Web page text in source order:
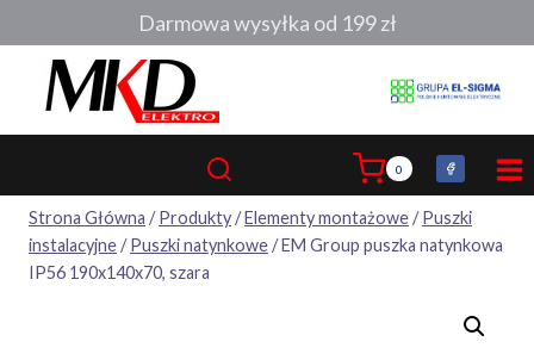
do
0
Strona Główna / Produkty/Elementy montażowe/ Puszki
instalacyjne/ Puszki natynkowe/EM Group puszka natynkowa
IP56 190x140x70, szara
Darmowa wysyłka od 199 zł